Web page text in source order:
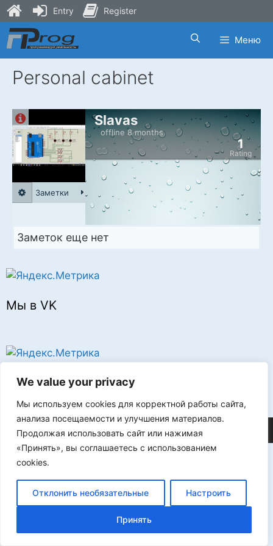
We value your privacy
Мы используем cookies для корректной работы сайта,
анализа посещаемости и улучшения материалов.
Продолжая использовать сайт или нажимая
«Принять», вы соглашаетесь с использованием
cookies.
Отклонить необязательные Настроить
Принять
Skip
to
content
Меню
Personal cabinet
Slavas
offline 8 months
Rating
1
Заметки
Заметок еще нет
Мы в VK
Реклама
©2026 FLProg
Entry Register